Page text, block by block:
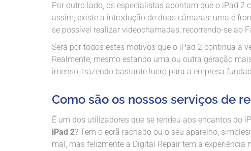
Por outro lado, os especialistas apontam que o iPad
assim, existe a introdução de duas câmaras: uma é
se possível realizar videochamadas, recorrendo-se ao
Será por todos estes motivos que o iPad 2 continua a
Realmente, mesmo estando uma ou outra geração
imenso, trazendo bastante lucro para a empresa
Como são os nossos serviços de
É um dos utilizadores que se rendeu aos encantos do
iPad 2? Tem o ecrã rachado ou o seu aparelho,
mal, mas felizmente a Digital Repair tem a